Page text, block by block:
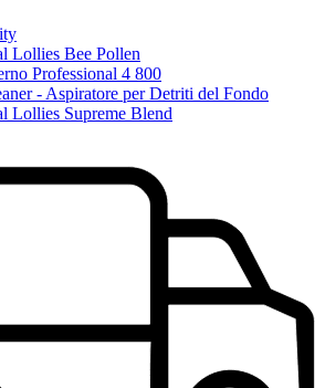
Lollies Bee Pollen
Professional 4 800
- Aspiratore per Detriti del Fondo
Lollies Supreme Blend